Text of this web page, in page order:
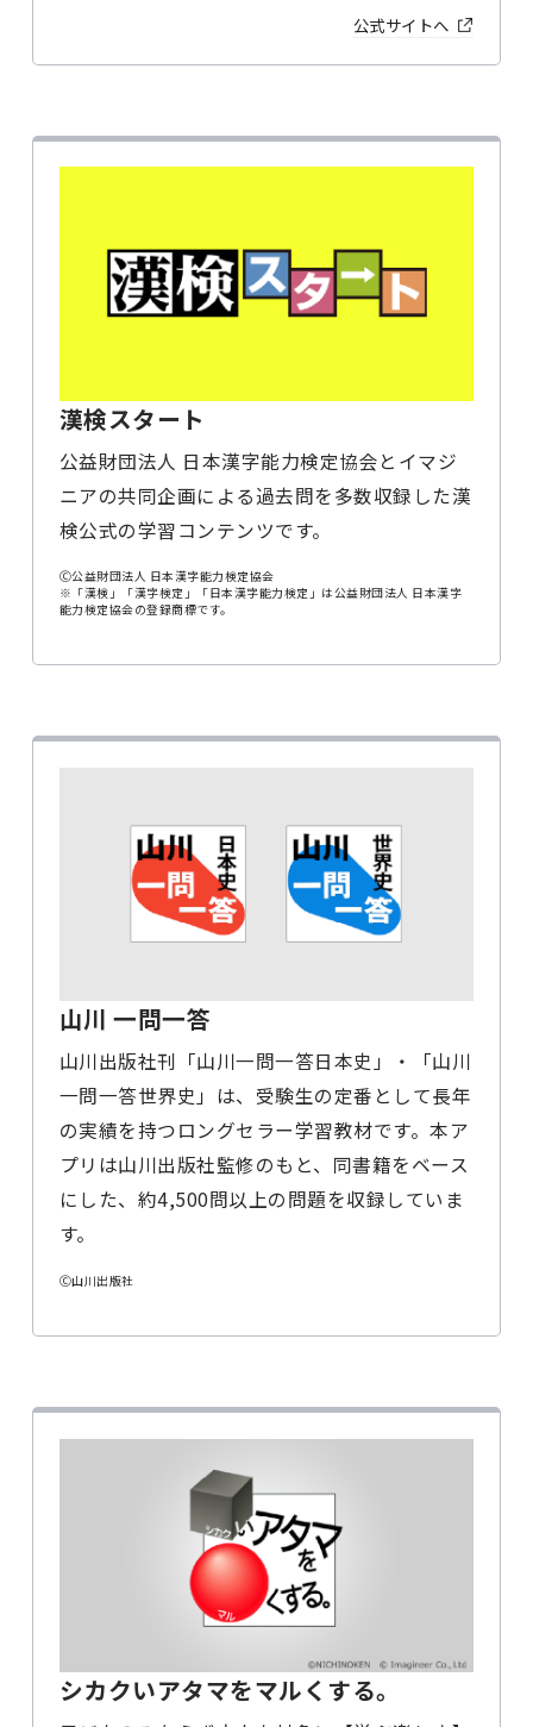
公式サイトへ
漢検スタート
公益財団法人 日本漢字能力検定協会とイマジ
ニアの共同企画による過去問を多数収録した漢
検公式の学習コンテンツです。
Ⓒ公益財団法人 日本漢字能力検定協会
※「漢検」「漢字検定」「日本漢字能力検定」は公益財団法人 日本漢字
能力検定協会の登録商標です。
山川 一問一答
山川出版社刊「山川一問一答日本史」・「山川
一問一答世界史」は、受験生の定番として長年
の実績を持つロングセラー学習教材です。本ア
プリは山川出版社監修のもと、同書籍をベース
にした、約4,500問以上の問題を収録していま
す。
Ⓒ山川出版社
シカクいアタマをマルくする。